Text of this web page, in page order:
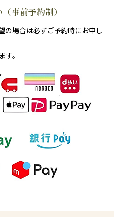
事前予約制）
の場合は必ずご予約時にお申し
。